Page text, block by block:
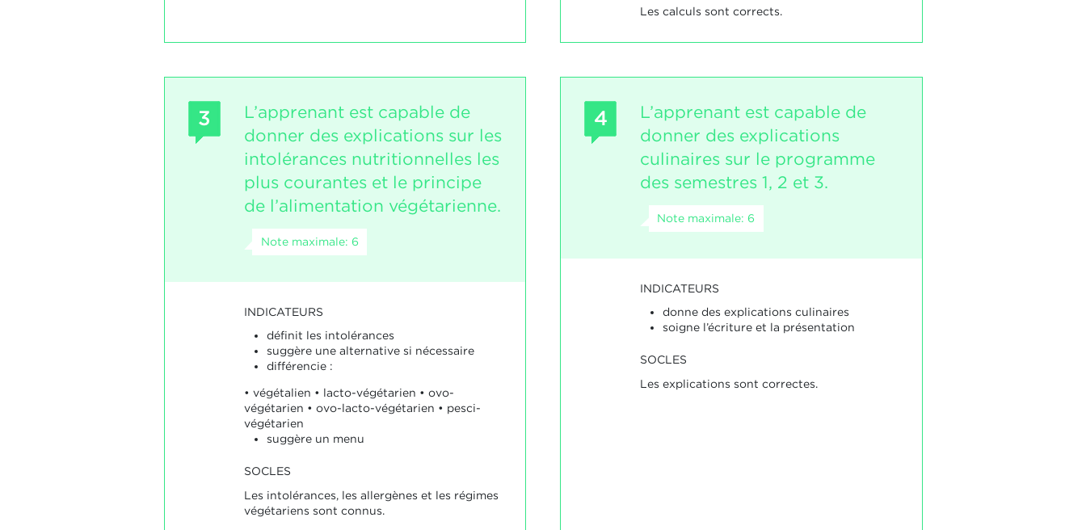
Les calculs sont corrects.
3
L’apprenant est capable de
donner des explications sur les
intolérances nutritionnelles les
plus courantes et le principe
de l’alimentation végétarienne.
Note maximale: 6
INDICATEURS
définit les intolérances
suggère une alternative si nécessaire
différencie :
• végétalien • lacto-végétarien • ovo-
végétarien • ovo-lacto-végétarien • pesci-
végétarien
suggère un menu
SOCLES
Les intolérances, les allergènes et les régimes
végétariens sont connus.
4
L’apprenant est capable de
donner des explications
culinaires sur le programme
des semestres 1, 2 et 3.
Note maximale: 6
INDICATEURS
donne des explications culinaires
soigne l’écriture et la présentation
SOCLES
Les explications sont correctes.